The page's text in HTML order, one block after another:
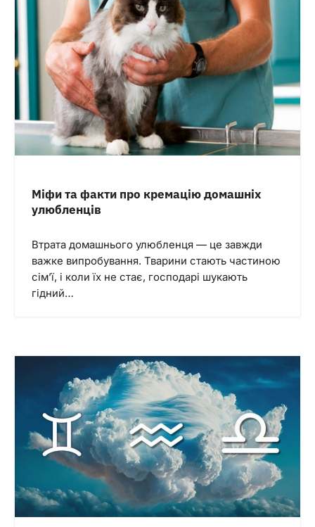
Міфи та факти про кремацію домашніх
улюбленців
Втрата домашнього улюбленця — це завжди
важке випробування. Тварини стають частиною
сім’ї, і коли їх не стає, господарі шукають
гідний…